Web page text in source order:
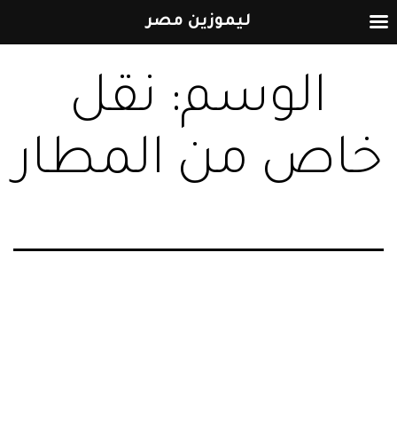
إلى
المحتوىالوسم: نقل
خاص من المطار
ليموزين مصر